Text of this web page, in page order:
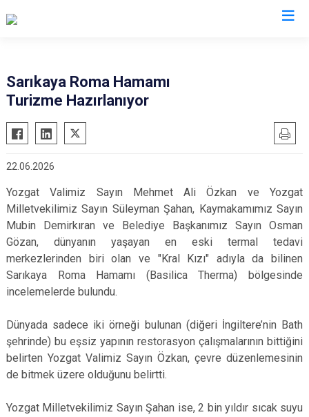
Gebze
Gölcük
Karamürsel
Körfez
Derince
İzmit
Kartepe
Sarıkaya Roma Hamamı
Turizme Hazırlanıyor
22.06.2026
Yozgat Valimiz Sayın Mehmet Ali Özkan ve Yozgat
Milletvekilimiz Sayın Süleyman Şahan, Kaymakamımız Sayın
Mubin Demirkıran ve Belediye Başkanımız Sayın Osman
Gözan, dünyanın yaşayan en eski termal tedavi
merkezlerinden biri olan ve "Kral Kızı" adıyla da bilinen
Sarıkaya Roma Hamamı (Basilica Therma) bölgesinde
incelemelerde bulundu.
Dünyada sadece iki örneği bulunan (diğeri İngiltere’nin Bath
şehrinde) bu eşsiz yapının restorasyon çalışmalarının bittiğini
belirten Yozgat Valimiz Sayın Özkan, çevre düzenlemesinin
de bitmek üzere olduğunu belirtti.
Yozgat Milletvekilimiz Sayın Şahan ise, 2 bin yıldır sıcak suyu